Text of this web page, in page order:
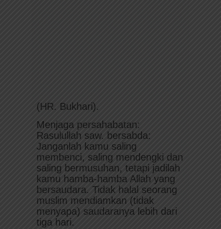
(HR. Bukhari).
Menjaga persahabatan:
Rasulullah saw. bersabda:
Janganlah kamu saling
membenci, saling mendengki dan
saling bermusuhan, tetapi jadilah
kamu hamba-hamba Allah yang
bersaudara. Tidak halal seorang
muslim mendiamkan (tidak
menyapa) saudaranya lebih dari
tiga hari.